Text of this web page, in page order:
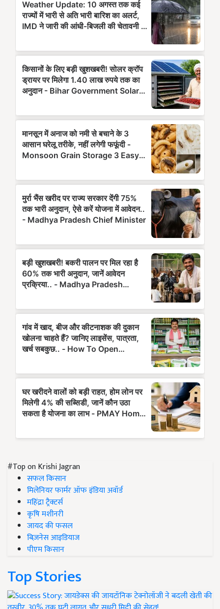
#Top on Krishi Jagran
सफल किसान
मिलेनियर फार्मर ऑफ इंडिया अवॉर्ड
महिंद्रा ट्रैक्टर्स
कृषि मशीनरी
जायद की फसल
बिज़नेस आइडियाज
पीएम किसान
Top Stories